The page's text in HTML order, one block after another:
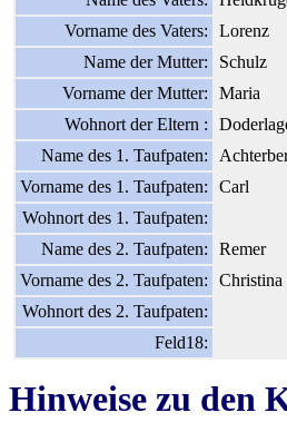
Vorname des Vaters:
Lorenz
Name der Mutter:
Schulz
Vorname der Mutter:
Maria
Wohnort der Eltern :
Name des 1. Taufpaten:
Vorname des 1. Taufpaten:
Carl
Wohnort des 1. Taufpaten:
Name des 2. Taufpaten:
Remer
Vorname des 2. Taufpaten:
Christina
Wohnort des 2. Taufpaten:
Feld18:
Hinweise zu den